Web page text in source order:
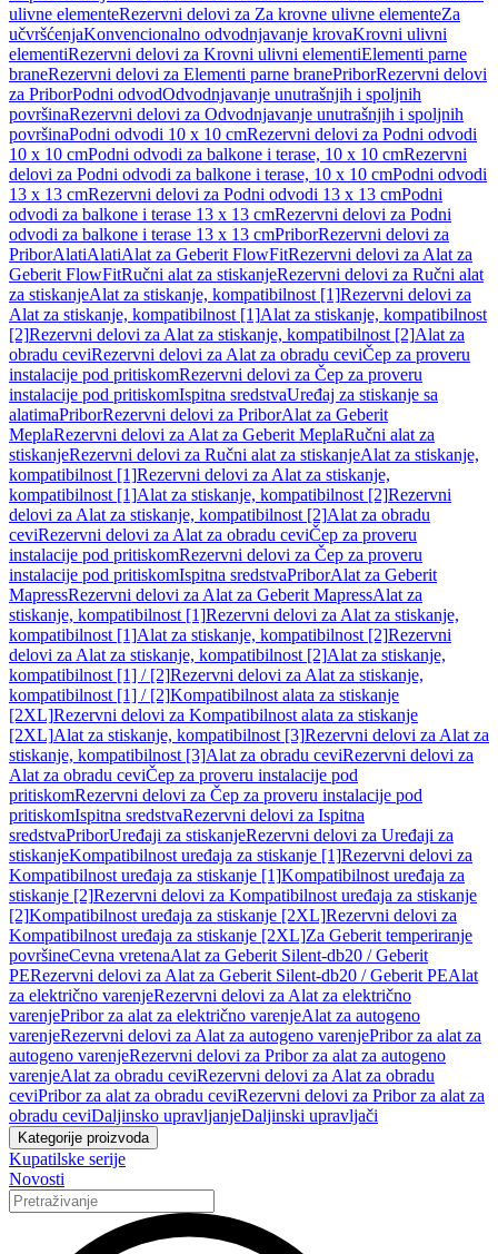
ulivne elementeRezervni delovi za Za krovne ulivne elementeZa
učvršćenjaKonvencionalno odvodnjavanje krovaKrovni ulivni
elementiRezervni delovi za Krovni ulivni elementiElementi parne
braneRezervni delovi za Elementi parne branePriborRezervni delovi
za PriborPodni odvodOdvodnjavanje unutrašnjih i spoljnih
površinaRezervni delovi za Odvodnjavanje unutrašnjih i spoljnih
površinaPodni odvodi 10 x 10 cmRezervni delovi za Podni odvodi
10 x 10 cmPodni odvodi za balkone i terase, 10 x 10 cmRezervni
delovi za Podni odvodi za balkone i terase, 10 x 10 cmPodni odvodi
13 x 13 cmRezervni delovi za Podni odvodi 13 x 13 cmPodni
odvodi za balkone i terase 13 x 13 cmRezervni delovi za Podni
odvodi za balkone i terase 13 x 13 cmPriborRezervni delovi za
PriborAlatiAlatiAlat za Geberit FlowFitRezervni delovi za Alat za
Geberit FlowFitRučni alat za stiskanjeRezervni delovi za Ručni alat
za stiskanjeAlat za stiskanje, kompatibilnost [1]Rezervni delovi za
Alat za stiskanje, kompatibilnost [1]Alat za stiskanje, kompatibilnost
[2]Rezervni delovi za Alat za stiskanje, kompatibilnost [2]Alat za
obradu ceviRezervni delovi za Alat za obradu ceviČep za proveru
instalacije pod pritiskomRezervni delovi za Čep za proveru
instalacije pod pritiskomIspitna sredstvaUređaj za stiskanje sa
alatimaPriborRezervni delovi za PriborAlat za Geberit
MeplaRezervni delovi za Alat za Geberit MeplaRučni alat za
stiskanjeRezervni delovi za Ručni alat za stiskanjeAlat za stiskanje,
kompatibilnost [1]Rezervni delovi za Alat za stiskanje,
kompatibilnost [1]Alat za stiskanje, kompatibilnost [2]Rezervni
delovi za Alat za stiskanje, kompatibilnost [2]Alat za obradu
ceviRezervni delovi za Alat za obradu ceviČep za proveru
instalacije pod pritiskomRezervni delovi za Čep za proveru
instalacije pod pritiskomIspitna sredstvaPriborAlat za Geberit
MapressRezervni delovi za Alat za Geberit MapressAlat za
stiskanje, kompatibilnost [1]Rezervni delovi za Alat za stiskanje,
kompatibilnost [1]Alat za stiskanje, kompatibilnost [2]Rezervni
delovi za Alat za stiskanje, kompatibilnost [2]Alat za stiskanje,
kompatibilnost [1] / [2]Rezervni delovi za Alat za stiskanje,
kompatibilnost [1] / [2]Kompatibilnost alata za stiskanje
[2XL]Rezervni delovi za Kompatibilnost alata za stiskanje
[2XL]Alat za stiskanje, kompatibilnost [3]Rezervni delovi za Alat za
stiskanje, kompatibilnost [3]Alat za obradu ceviRezervni delovi za
Alat za obradu ceviČep za proveru instalacije pod
pritiskomRezervni delovi za Čep za proveru instalacije pod
pritiskomIspitna sredstvaRezervni delovi za Ispitna
sredstvaPriborUređaji za stiskanjeRezervni delovi za Uređaji za
stiskanjeKompatibilnost uređaja za stiskanje [1]Rezervni delovi za
Kompatibilnost uređaja za stiskanje [1]Kompatibilnost uređaja za
stiskanje [2]Rezervni delovi za Kompatibilnost uređaja za stiskanje
[2]Kompatibilnost uređaja za stiskanje [2XL]Rezervni delovi za
Kompatibilnost uređaja za stiskanje [2XL]Za Geberit temperiranje
površineCevna vretenaAlat za Geberit Silent-db20 / Geberit
PERezervni delovi za Alat za Geberit Silent-db20 / Geberit PEAlat
za električno varenjeRezervni delovi za Alat za električno
varenjePribor za alat za električno varenjeAlat za autogeno
varenjeRezervni delovi za Alat za autogeno varenjePribor za alat za
autogeno varenjeRezervni delovi za Pribor za alat za autogeno
varenjeAlat za obradu ceviRezervni delovi za Alat za obradu
ceviPribor za alat za obradu ceviRezervni delovi za Pribor za alat za
obradu ceviDaljinsko upravljanjeDaljinski upravljači
Kategorije proizvoda
Kupatilske serije
Novosti